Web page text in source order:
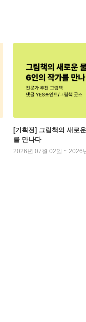
[기획전] 그림책의 새로
를 만나다
2026년 07월 02일 ~ 2026